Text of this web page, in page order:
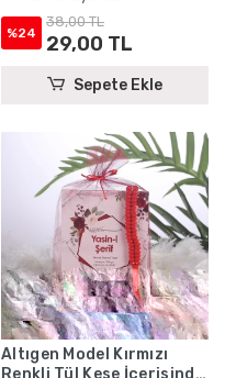
Hediyelikleri
%24
38,00 TL
29,00 TL
Sepete Ekle
Altıgen Model Kırmızı
Renkli Tül Kese İçerisinde